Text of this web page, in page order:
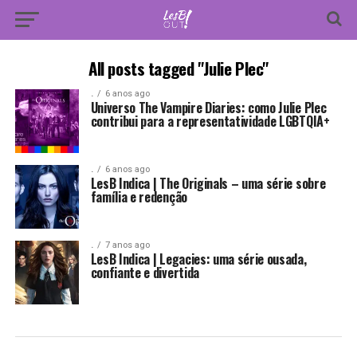
All posts tagged "Julie Plec"
. 6 anos ago
Universo The Vampire Diaries: como Julie Plec
contribui para a representatividade LGBTQIA+
. 6 anos ago
LesB Indica | The Originals – uma série sobre
família e redenção
. 7 anos ago
LesB Indica | Legacies: uma série ousada,
confiante e divertida